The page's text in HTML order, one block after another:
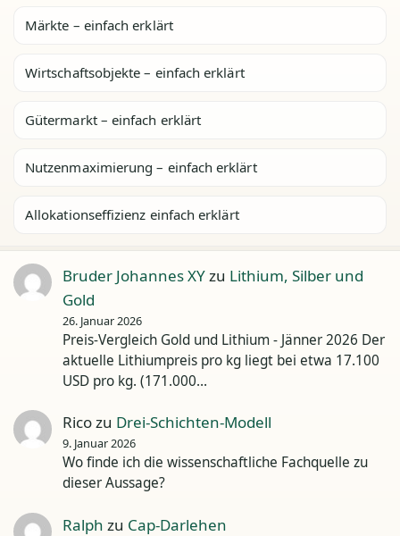
Märkte – einfach erklärt
Wirtschaftsobjekte – einfach erklärt
Gütermarkt – einfach erklärt
Nutzenmaximierung – einfach erklärt
Allokationseffizienz einfach erklärt
Bruder Johannes XYzu Lithium, Silber und
Gold
26. Januar 2026
Preis-Vergleich Gold und Lithium - Jänner 2026 Der
aktuelle Lithiumpreis pro kg liegt bei etwa 17.100
USD pro kg. (171.000…
Ricozu Drei-Schichten-Modell
9. Januar 2026
Wo finde ich die wissenschaftliche Fachquelle zu
dieser Aussage?
Ralph zu Cap-Darlehen